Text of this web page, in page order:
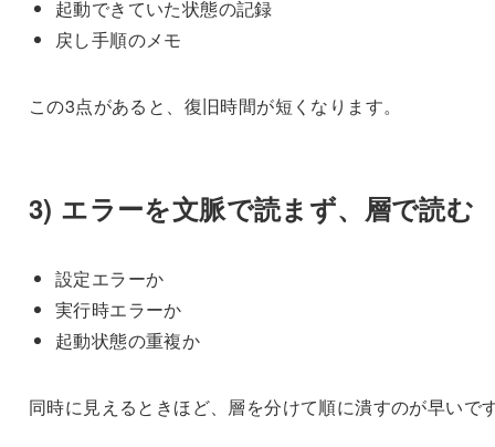
起動できていた状態の記録
戻し手順のメモ
この3点があると、復旧時間が短くなります。
3) エラーを文脈で読まず、層で読む
設定エラーか
実行時エラーか
起動状態の重複か
同時に見えるときほど、層を分けて順に潰すのが早いで